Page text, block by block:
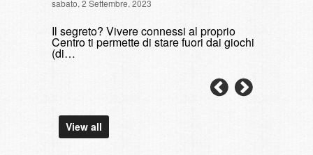
sabato, 2 Settembre, 2023
Il segreto? Vivere connessi al proprio
Centro ti permette di stare fuori dai giochi
(di…
View all